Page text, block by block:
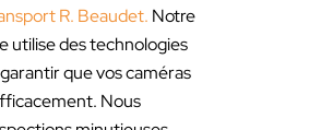
R. Beaudet. Notre
utilise des technologies
que vos caméras
Nous